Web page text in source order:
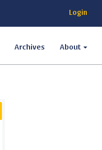
Login
Archives About